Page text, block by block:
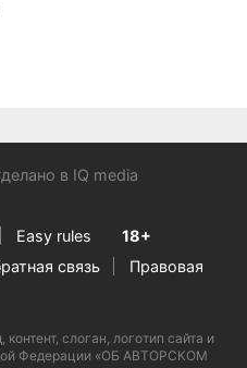
в IQ media
Easy rules
18+
связь
Правовая
слоган, логотип сайта и
Федерации «ОБ АВТОРСКОМ